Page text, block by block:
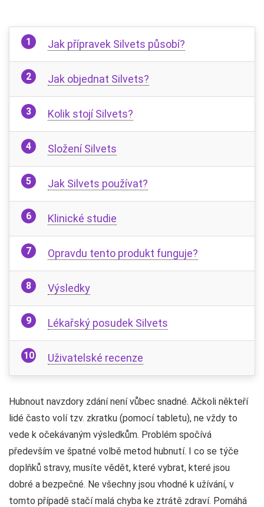
Jak přípravek Silvets působí?
Jak objednat Silvets?
Kolik stojí Silvets?
Složení Silvets
Jak Silvets používat?
Klinické studie
Opravdu tento produkt funguje?
Výsledky
Lékařský posudek Silvets
Uživatelské recenze
Hubnout navzdory zdání není vůbec snadné. Ačkoli někteří
lidé často volí tzv. zkratku (pomocí tabletu), ne vždy to
vede k očekávaným výsledkům. Problém spočívá
především ve špatné volbě metod hubnutí. I co se týče
doplňků stravy, musíte vědět, které vybrat, které jsou
dobré a bezpečné. Ne všechny jsou vhodné k užívání, v
tomto případě stačí malá chyba ke ztrátě zdraví. Pomáhá